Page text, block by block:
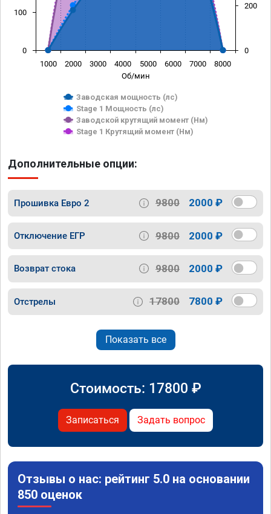
Об/мин
Заводская мощность (лс)
Stage 1 Мощность (лс)
Заводской крутящий момент (Нм)
Stage 1 Крутящий момент (Нм)
1000 2000 3000 4000 5000 6000 7000 8000
0
100
0
200
Дополнительные опции:
Прошивка Евро 2 9800 2000 ₽
Отключение ЕГР 9800 2000 ₽
Возврат стока 9800 2000 ₽
Отстрелы 17800 7800 ₽
Показать все
Стоимость: 17800 ₽
Записаться Задать вопрос
Отзывы о нас: рейтинг 5.0 на основании
850 оценок